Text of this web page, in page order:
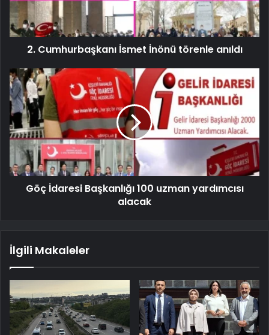
2. Cumhurbaşkanı İsmet İnönü törenle anıldı
Göç İdaresi Başkanlığı 100 uzman yardımcısı
alacak
İlgili Makaleler